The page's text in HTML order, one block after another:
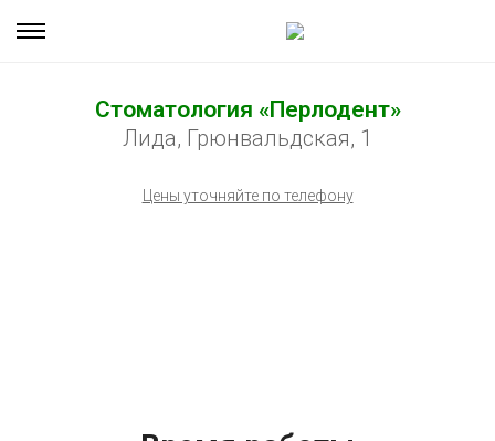
Стоматология «Перлодент»
Лида, Грюнвальдская, 1
Цены уточняйте по телефону